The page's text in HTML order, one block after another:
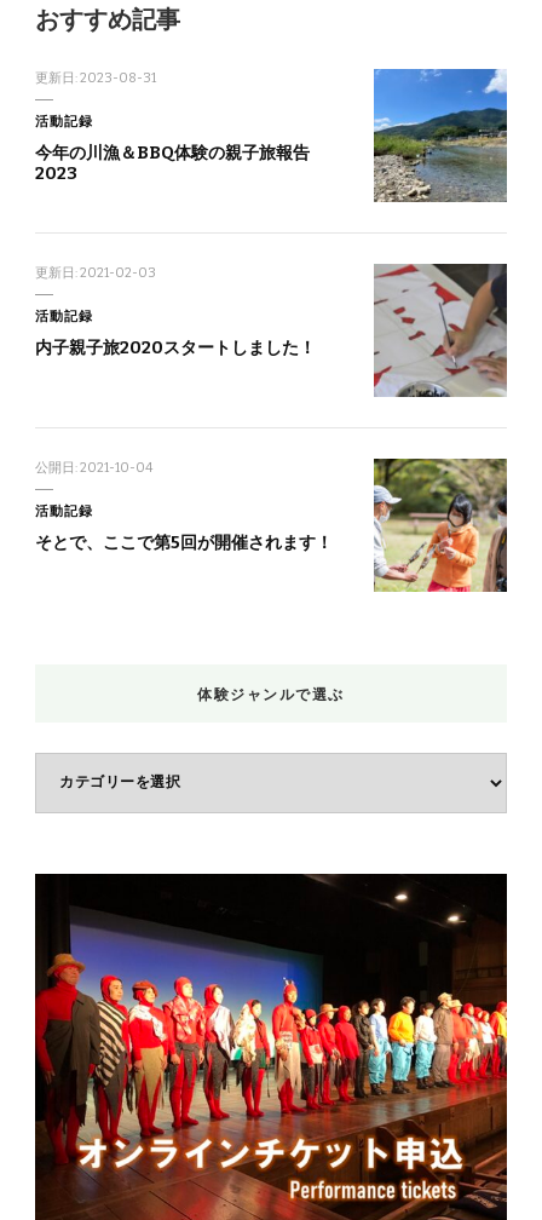
おすすめ記事
更新日:2023-08-31
活動記録
今年の川漁＆BBQ体験の親子旅報告
2023
更新日:2021-02-03
活動記録
内子親子旅2020スタートしました！
公開日:2021-10-04
活動記録
そとで、ここで第5回が開催されます！
体験ジャンルで選ぶ
ャ
で
選
ぶ